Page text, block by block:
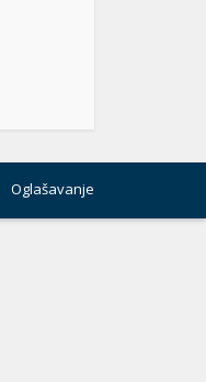
Oglašavanje